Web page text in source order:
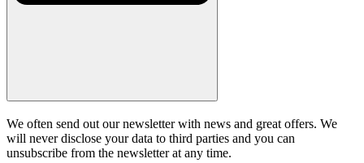
We often send out our newsletter with news and great offers. We
will never disclose your data to third parties and you can
unsubscribe from the newsletter at any time.